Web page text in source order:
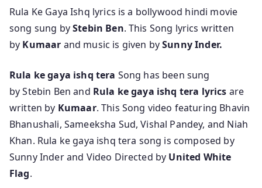
Rula Ke Gaya Ishq lyrics is a bollywood hindi movie
song sung byStebin Ben. This Song lyrics written
by Kumaar and music is given bySunny Inder.
Rula ke gaya ishq tera Song has been sung
by Stebin Ben and Rula ke gaya ishq tera lyrics are
written by Kumaar. This Song video featuring Bhavin
Bhanushali, Sameeksha Sud, Vishal Pandey, and Niah
Khan. Rula ke gaya ishq tera song is composed by
Sunny Inder and Video Directed by United White
Flag.